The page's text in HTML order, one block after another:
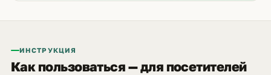
ИНСТРУКЦИЯ
Как пользоваться — для посетителей